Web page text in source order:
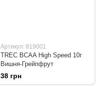
Артикул: 819001
TREC BCAA High Speed 10г
Вишня-Грейпфрут
38 грн